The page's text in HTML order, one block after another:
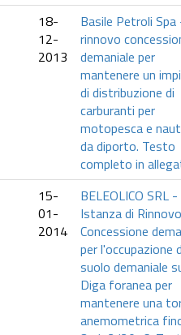
18-
12-
2013
Basile Petroli Spa
rinnovo
demaniale per
mantenere un
di distribuzione di
carburanti per
motopesca e
da diporto. Testo
completo in
15-
01-
2014
BELEOLICO SRL -
Istanza di Rinnovo
Concessione
per l'occupazione
suolo demaniale
Diga foranea per
mantenere una
anemometrica